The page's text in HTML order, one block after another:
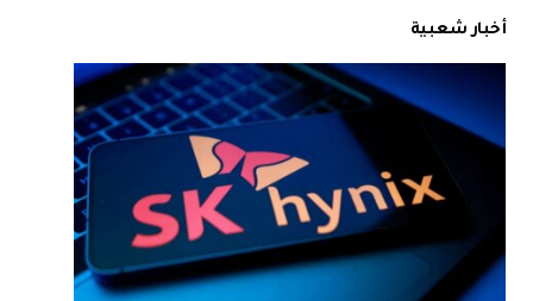
أخبار شعبية